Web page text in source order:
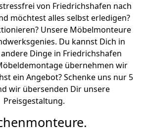
von Friedrichshafen nach
möchtest alles selbst erledigen?
Unsere Möbelmonteure
Du kannst Dich in
Dinge in Friedrichshafen
übernehmen wir
ein Angebot? Schenke uns nur 5
wir übersenden Dir unsere
Preisgestaltung.